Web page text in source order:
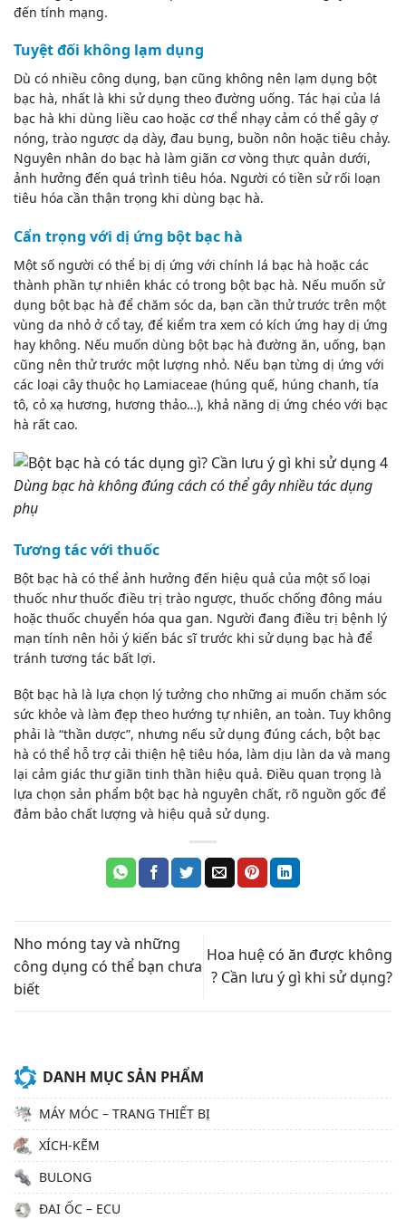
đến tính mạng.
Tuyệt đối không lạm dụng
Dù có nhiều công dụng, bạn cũng không nên lạm dụng bột
bạc hà, nhất là khi sử dụng theo đường uống. Tác hại của lá
bạc hà khi dùng liều cao hoặc cơ thể nhạy cảm có thể gây ợ
nóng, trào ngược dạ dày, đau bụng, buồn nôn hoặc tiêu chảy.
Nguyên nhân do bạc hà làm giãn cơ vòng thực quản dưới,
ảnh hưởng đến quá trình tiêu hóa. Người có tiền sử rối loạn
tiêu hóa cần thận trọng khi dùng bạc hà.
Cẩn trọng với dị ứng bột bạc hà
Một số người có thể bị dị ứng với chính lá bạc hà hoặc các
thành phần tự nhiên khác có trong bột bạc hà. Nếu muốn sử
dụng bột bạc hà để chăm sóc da, bạn cần thử trước trên một
vùng da nhỏ ở cổ tay, để kiểm tra xem có kích ứng hay dị ứng
hay không. Nếu muốn dùng bột bạc hà đường ăn, uống, bạn
cũng nên thử trước một lượng nhỏ. Nếu bạn từng dị ứng với
các loại cây thuộc họ Lamiaceae (húng quế, húng chanh, tía
tô, cỏ xạ hương, hương thảo…), khả năng dị ứng chéo với bạc
hà rất cao.
Dùng bạc hà không đúng cách có thể gây nhiều tác dụng
phụ
Tương tác với thuốc
Bột bạc hà có thể ảnh hưởng đến hiệu quả của một số loại
thuốc như thuốc điều trị trào ngược, thuốc chống đông máu
hoặc thuốc chuyển hóa qua gan. Người đang điều trị bệnh lý
mạn tính nên hỏi ý kiến bác sĩ trước khi sử dụng bạc hà để
tránh tương tác bất lợi.
Bột bạc hà là lựa chọn lý tưởng cho những ai muốn chăm sóc
sức khỏe và làm đẹp theo hướng tự nhiên, an toàn. Tuy không
phải là “thần dược”, nhưng nếu sử dụng đúng cách, bột bạc
hà có thể hỗ trợ cải thiện hệ tiêu hóa, làm dịu làn da và mang
lại cảm giác thư giãn tinh thần hiệu quả. Điều quan trọng là
lựa chọn sản phẩm bột bạc hà nguyên chất, rõ nguồn gốc để
đảm bảo chất lượng và hiệu quả sử dụng.
Nho móng tay và những
công dụng có thể bạn chưa
biết
Hoa huệ có ăn được không​
? Cần lưu ý gì khi sử dụng?
DANH MỤC SẢN PHẨM
MÁY MÓC – TRANG THIẾT BỊ
XÍCH-KẼM
BULONG
ĐAI ỐC – ECU